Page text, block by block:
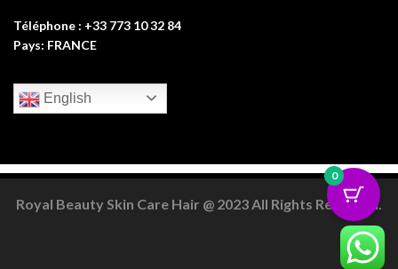
Téléphone : +33 773 10 32 84
Pays: FRANCE
English
Royal Beauty Skin Care Hair @ 2023 All Rights Reserved.
Pinterest
0